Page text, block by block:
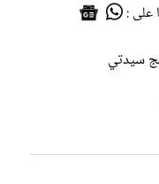
على :
سيدتي